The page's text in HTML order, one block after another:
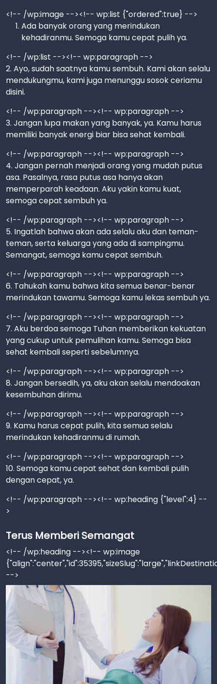
<!-- /wp:image --><!-- wp:list {"ordered":true} -->
Ada banyak orang yang merindukan
kehadiranmu. Semoga kamu cepat pulih ya.
<!-- /wp:list --><!-- wp:paragraph -->
2. Ayo, sudah saatnya kamu sembuh. Kami akan selalu
mendukungmu, kami juga menunggu sosok ceriamu
disini.
<!-- /wp:paragraph --><!-- wp:paragraph -->
3. Jangan lupa makan yang banyak, ya. Kamu harus
memiliki banyak energi biar bisa sehat kembali.
<!-- /wp:paragraph --><!-- wp:paragraph -->
4. Jangan pernah menjadi orang yang mudah putus
asa. Pasalnya, rasa putus asa hanya akan
memperparah keadaan. Aku yakin kamu kuat,
semoga cepat sembuh ya.
<!-- /wp:paragraph --><!-- wp:paragraph -->
5. Ingatlah bahwa akan ada selalu aku dan teman-
teman, serta keluarga yang ada di sampingmu.
Semangat, semoga kamu cepat sembuh.
<!-- /wp:paragraph --><!-- wp:paragraph -->
6. Tahukah kamu bahwa kita semua benar-benar
merindukan tawamu. Semoga kamu lekas sembuh ya.
<!-- /wp:paragraph --><!-- wp:paragraph -->
7. Aku berdoa semoga Tuhan memberikan kekuatan
yang cukup untuk pemulihan kamu. Semoga bisa
sehat kembali seperti sebelumnya.
<!-- /wp:paragraph --><!-- wp:paragraph -->
8. Jangan bersedih, ya, aku akan selalu mendoakan
kesembuhan dirimu.
<!-- /wp:paragraph --><!-- wp:paragraph -->
9. Kamu harus cepat pulih, kita semua selalu
merindukan kehadiranmu di rumah.
<!-- /wp:paragraph --><!-- wp:paragraph -->
10. Semoga kamu cepat sehat dan kembali pulih
dengan cepat, ya.
<!-- /wp:paragraph --><!-- wp:heading {"level":4} --
>
Terus Memberi Semangat
<!-- /wp:heading --><!-- wp:image
-->